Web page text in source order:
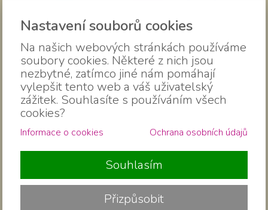
Nastavení souborů cookies
Na našich webových stránkách používáme
soubory cookies. Některé z nich jsou
nezbytné, zatímco jiné nám pomáhají
vylepšit tento web a váš uživatelský
zážitek. Souhlasíte s používáním všech
cookies?
Informace o cookies Ochrana osobních údajů
Souhlasím
Přizpůsobit
2018 ....... 2026 ©dumjogypribram.cz
webdesign | websystem | KAO.cz